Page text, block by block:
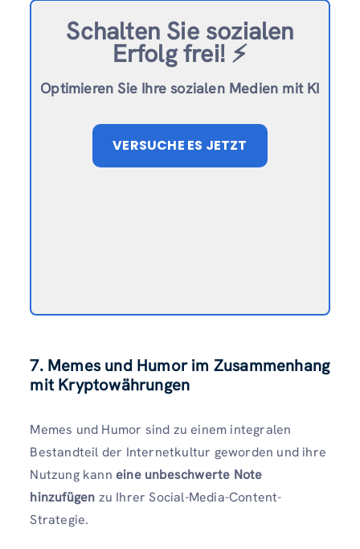
Schalten Sie sozialen
Erfolg frei! ⚡️
Optimieren Sie Ihre sozialen Medien mit KI
VERSUCHE ES JETZT
7. Memes und Humor im Zusammenhang
mit Kryptowährungen
Memes und Humor sind zu einem integralen
Bestandteil der Internetkultur geworden und ihre
Nutzung kann eine unbeschwerte Note
hinzufügen zu Ihrer Social-Media-Content-
Strategie.